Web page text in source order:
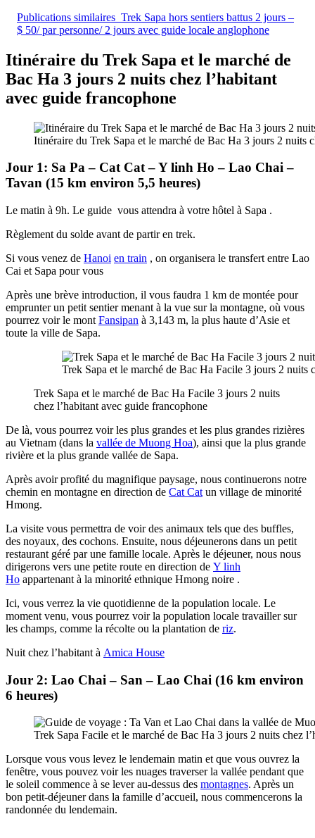
Publications similaires Trek Sapa hors sentiers battus 2 jours –
$ 50/ par personne/ 2 jours avec guide locale anglophone
Itinéraire du Trek Sapa et le marché de
Bac Ha 3 jours 2 nuits chez l’habitant
avec guide francophone
Itinéraire du Trek Sapa et le marché de Bac Ha 3 jours 2 nuits
Jour 1: Sa Pa – Cat Cat – Y linh Ho – Lao Chai –
Tavan (15 km environ 5,5 heures)
Le matin à 9h. Le guide vous attendra à votre hôtel à Sapa .
Règlement du solde avant de partir en trek.
Si vous venez de Hanoi en train , on organisera le transfert entre Lao
Cai et Sapa pour vous
Après une brève introduction, il vous faudra 1 km de montée pour
emprunter un petit sentier menant à la vue sur la montagne, où vous
pourrez voir le mont Fansipan à 3,143 m, la plus haute d’Asie et
toute la ville de Sapa.
Trek Sapa et le marché de Bac Ha Facile 3 jours 2 nuits
Trek Sapa et le marché de Bac Ha Facile 3 jours 2 nuits
chez l’habitant avec guide francophone
De là, vous pourrez voir les plus grandes et les plus grandes rizières
au Vietnam (dans la vallée de Muong Hoa), ainsi que la plus grande
rivière et la plus grande vallée de Sapa.
Après avoir profité du magnifique paysage, nous continuerons notre
chemin en montagne en direction de Cat Cat un village de minorité
Hmong.
La visite vous permettra de voir des animaux tels que des buffles,
des noyaux, des cochons. Ensuite, nous déjeunerons dans un petit
restaurant géré par une famille locale. Après le déjeuner, nous nous
dirigerons vers une petite route en direction de Y linh
Ho appartenant à la minorité ethnique Hmong noire .
Ici, vous verrez la vie quotidienne de la population locale. Le
moment venu, vous pourrez voir la population locale travailler sur
les champs, comme la récolte ou la plantation de riz.
Nuit chez l’habitant à Amica House
Jour 2: Lao Chai – San – Lao Chai (16 km environ
6 heures)
Trek Sapa Facile et le marché de Bac Ha 3 jours 2 nuits chez
Lorsque vous vous levez le lendemain matin et que vous ouvrez la
fenêtre, vous pouvez voir les nuages ​​traverser la vallée pendant que
le soleil commence à se lever au-dessus des montagnes. Après un
bon petit-déjeuner dans la famille d’accueil, nous commencerons la
randonnée du lendemain.